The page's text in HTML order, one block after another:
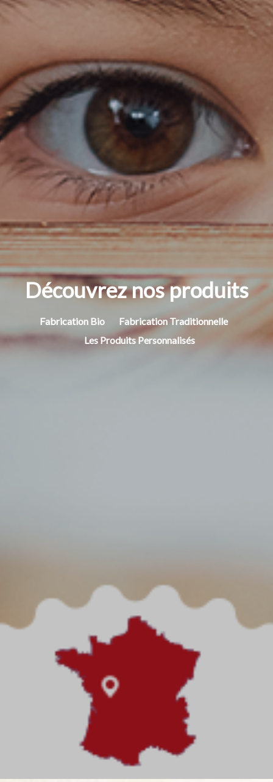
Découvrez nos produits
Fabrication Bio
Fabrication Traditionnelle
Les Produits Personnalisés